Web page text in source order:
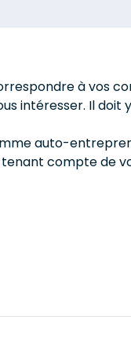
à vos
intéresser. Il doit
auto-
compte de